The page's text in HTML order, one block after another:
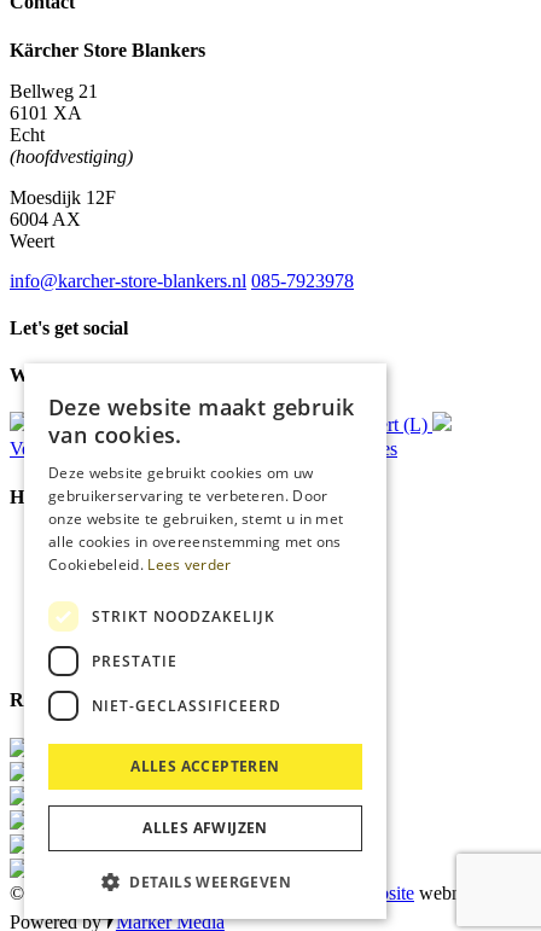
Kärcher Store Blankers
Bellweg 21
6101 XA
Echt
(hoofdvestiging)
Moesdijk 12F
6004 AX
Weert
info@karcher-store-blankers.nl 085-7923978
Let's get social
Waar wij voor staan
bezorging*
Ophalen in Echt of Weert (L)
Verzonden binnen 48 uur* advies
Handige Links
Home
Klantenservice
Blog
Privacyverklaring
Cookies
Reviewmerk
© 2026 Kärcher Store Blankers |Maatwerk website webmix |
Powered by
Marker Media
Deze website maakt gebruik
van cookies.
Deze website gebruikt cookies om uw
gebruikerservaring te verbeteren. Door
onze website te gebruiken, stemt u in met
alle cookies in overeenstemming met ons
Cookiebeleid. Lees verder
STRIKT NOODZAKELIJK
PRESTATIE
NIET-GECLASSIFICEERD
ALLES ACCEPTEREN
ALLES AFWIJZEN
DETAILS WEERGEVEN